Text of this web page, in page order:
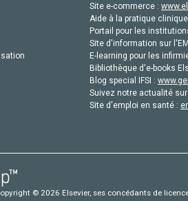
Site e-commerce :
Aide à la pratique
Portail pour les
Site d'information sur
E-learning pour les
Bibliothèque d'e-books
Blog special IFSI :
Suivez notre actualité
Site d'emploi en santé :
© 2026 Elsevier, ses concédants de